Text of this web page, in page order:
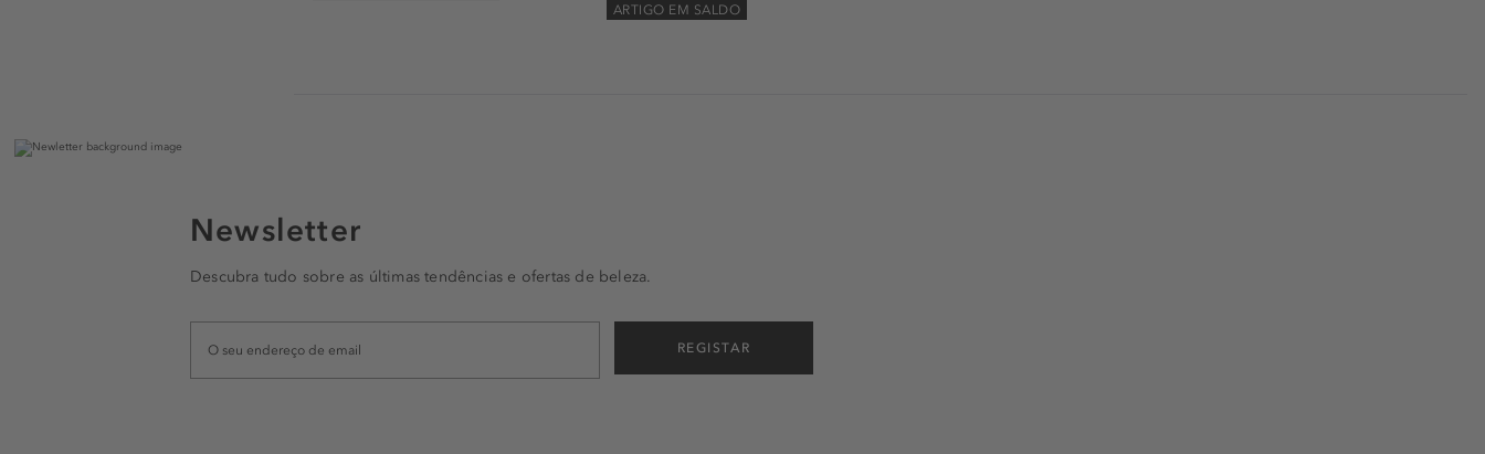
ARTIGO EM SALDO
Newsletter
Descubra tudo sobre as últimas tendências e ofertas de beleza.
REGISTAR